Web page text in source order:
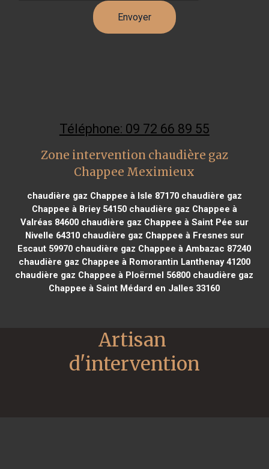
Téléphone: 09 72 66 89 55
Zone intervention chaudière gaz
Chappee Meximieux
chaudière gaz Chappee à Isle 87170chaudière gaz
Chappee à Briey 54150chaudière gaz Chappee à
Valréas 84600chaudière gaz Chappee à Saint Pée sur
Nivelle 64310chaudière gaz Chappee à Fresnes sur
Escaut 59970 chaudière gaz Chappee à Ambazac 87240
chaudière gaz Chappee à Romorantin Lanthenay 41200
chaudière gaz Chappee à Ploërmel 56800 chaudière gaz
Chappee à Saint Médard en Jalles 33160
Artisan
d'intervention